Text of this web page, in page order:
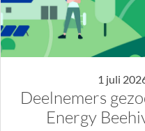
1 juli
Deelnemers
Energy